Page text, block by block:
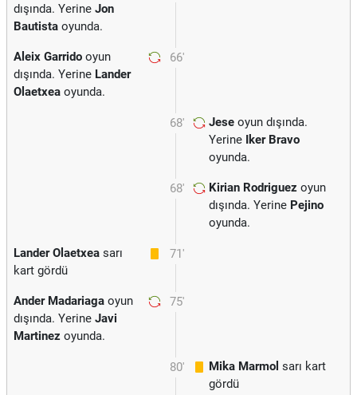
dışında. Yerine Jon
Bautista oyunda.
66'
Aleix Garrido oyun
dışında. Yerine Lander
Olaetxea oyunda.
68' Jese oyun dışında.
Yerine Iker Bravo
oyunda.
68' Kirian Rodriguez oyun
dışında. Yerine Pejino
oyunda.
71'
Lander Olaetxea sarı
kart gördü
75'
Ander Madariaga oyun
dışında. Yerine Javi
Martinez oyunda.
80' Mika Marmol sarı kart
gördü